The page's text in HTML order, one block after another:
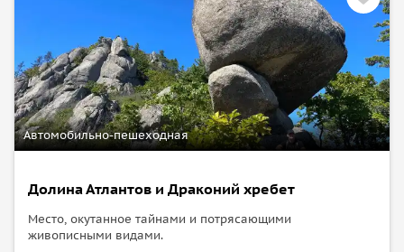
Автомобильно-пешеходная
Долина Атлантов и Драконий хребет
Место, окутанное тайнами и потрясающими
живописными видами.